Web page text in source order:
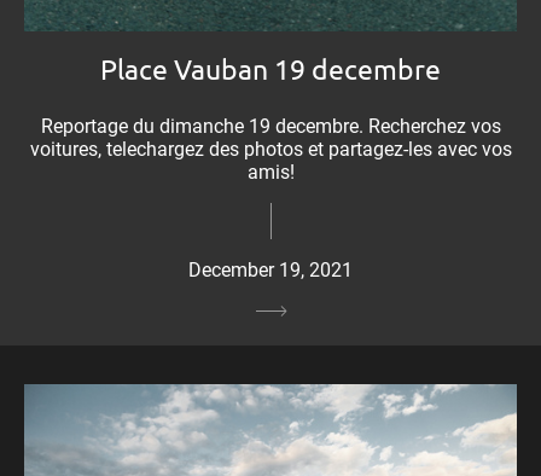
Place Vauban 19 decembre
Reportage du dimanche 19 decembre. Recherchez vos
voitures, telechargez des photos et partagez-les avec vos
amis!
December 19, 2021